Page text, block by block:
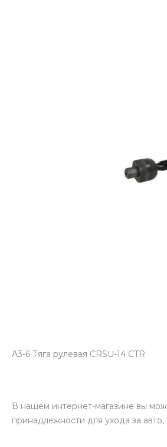
А3-6 Тяга рулевая CRSU-14 CTR
В нашем интернет-магазине вы
принадлежности для ухода за